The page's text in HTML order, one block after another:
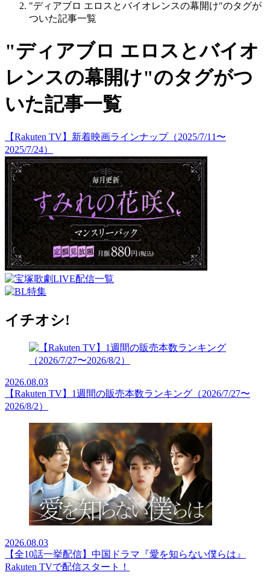
"ディアブロ エロスとバイオレンスの幕開け"のタグが
ついた記事一覧
"ディアブロ エロスとバイオ
レンスの幕開け"のタグがつ
いた記事一覧
【Rakuten TV】新着映画ラインナップ（2025/7/11〜
2025/7/24）
イチオシ!
2026.08.03
【Rakuten TV】1週間の販売本数ランキング（2026/7/27〜
2026/8/2）
2026.08.03
【全10話一挙配信】中国ドラマ『愛を知らない僕らは』
Rakuten TVで配信スタート！